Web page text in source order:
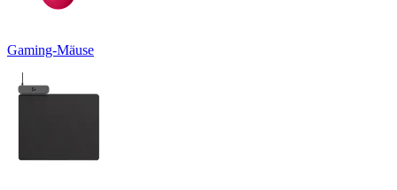
Gaming-Mäuse